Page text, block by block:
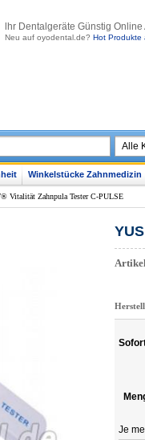
lhr Dentalgeräte Günstig
Neu auf oyodental.de? Hot Produkte
Winkelstücke Zahnmedizin
Vitalität Zahnpula Tester C-PULSE
Je